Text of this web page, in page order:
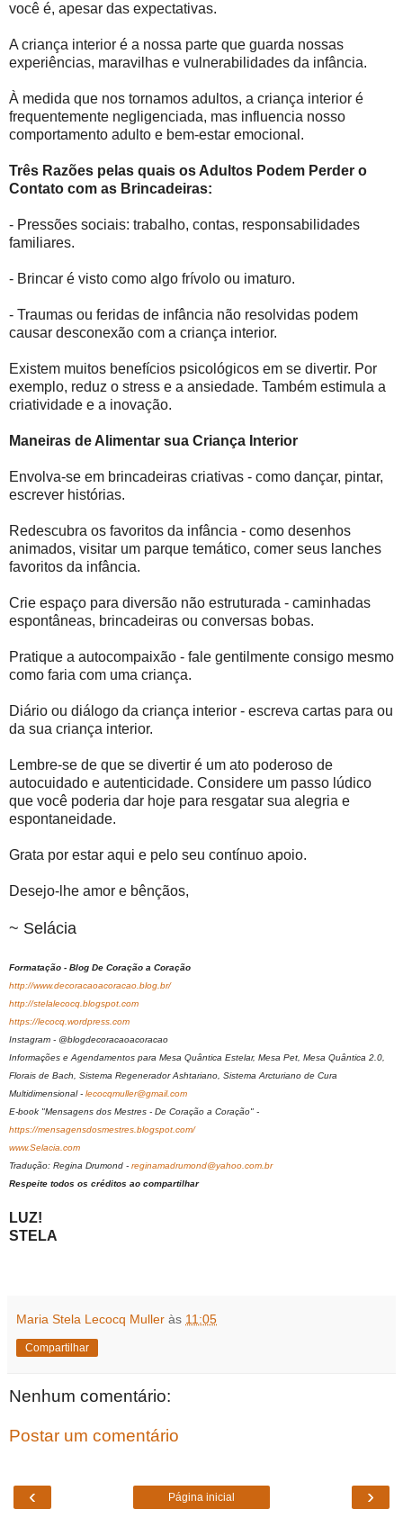
você é, apesar das expectativas.
A criança interior é a nossa parte que guarda nossas
experiências, maravilhas e vulnerabilidades da infância.
À medida que nos tornamos adultos, a criança interior é
frequentemente negligenciada, mas influencia nosso
comportamento adulto e bem-estar emocional.
Três Razões pelas quais os Adultos Podem Perder o
Contato com as Brincadeiras:
- Pressões sociais: trabalho, contas, responsabilidades
familiares.
- Brincar é visto como algo frívolo ou imaturo.
- Traumas ou feridas de infância não resolvidas podem
causar desconexão com a criança interior.
Existem muitos benefícios psicológicos em se divertir. Por
exemplo, reduz o stress e a ansiedade. Também estimula a
criatividade e a inovação.
Maneiras de Alimentar sua Criança Interior
Envolva-se em brincadeiras criativas - como dançar, pintar,
escrever histórias.
Redescubra os favoritos da infância - como desenhos
animados, visitar um parque temático, comer seus lanches
favoritos da infância.
Crie espaço para diversão não estruturada - caminhadas
espontâneas, brincadeiras ou conversas bobas.
Pratique a autocompaixão - fale gentilmente consigo mesmo
como faria com uma criança.
Diário ou diálogo da criança interior - escreva cartas para ou
da sua criança interior.
Lembre-se de que se divertir é um ato poderoso de
autocuidado e autenticidade. Considere um passo lúdico
que você poderia dar hoje para resgatar sua alegria e
espontaneidade.
Grata por estar aqui e pelo seu contínuo apoio.
Desejo-lhe amor e bênçãos,
~ Selácia
Formatação - Blog De Coração a Coração
http://www.decoracaoacoracao.blog.br/
http://stelalecocq.blogspot.com
https://lecocq.wordpress.com
Instagram - @blogdecoracaoacoracao
Informações e Agendamentos para Mesa Quântica Estelar, Mesa Pet, Mesa Quântica 2.0,
Florais de Bach, Sistema Regenerador Ashtariano, Sistema Arcturiano de Cura
Multidimensional - lecocqmuller@gmail.com
E-book "Mensagens dos Mestres - De Coração a Coração" -
https://mensagensdosmestres.blogspot.com/
www.Selacia.com
Tradução: Regina Drumond - reginamadrumond@yahoo.com.br
Respeite todos os créditos ao compartilhar
LUZ!
STELA
Maria Stela Lecocq Muller às 11:05
Compartilhar
Nenhum comentário:
Postar um comentário
‹ ›
Página inicial